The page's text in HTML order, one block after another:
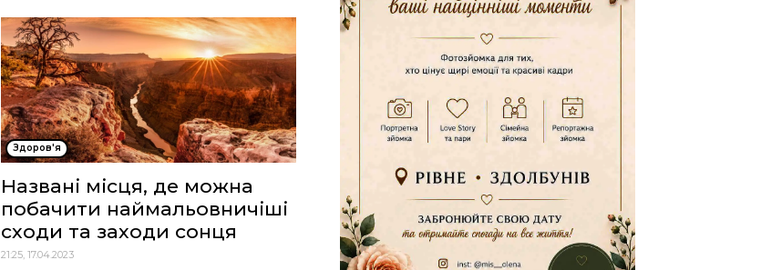
Здоров'я
Названі місця, де можна
побачити наймальовничіші
сходи та заходи сонця
21:25, 17.04.2023